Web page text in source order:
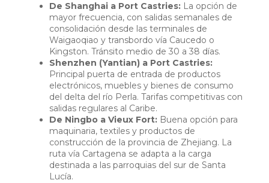
De Shanghai a Port Castries: La opción de
mayor frecuencia, con salidas semanales de
consolidación desde las terminales de
Waigaoqiao y transbordo vía Caucedo o
Kingston. Tránsito medio de 30 a 38 días.
Shenzhen (Yantian) a Port Castries:
Principal puerta de entrada de productos
electrónicos, muebles y bienes de consumo
del delta del río Perla. Tarifas competitivas con
salidas regulares al Caribe.
De Ningbo a Vieux Fort: Buena opción para
maquinaria, textiles y productos de
construcción de la provincia de Zhejiang. La
ruta vía Cartagena se adapta a la carga
destinada a las parroquias del sur de Santa
Lucía.